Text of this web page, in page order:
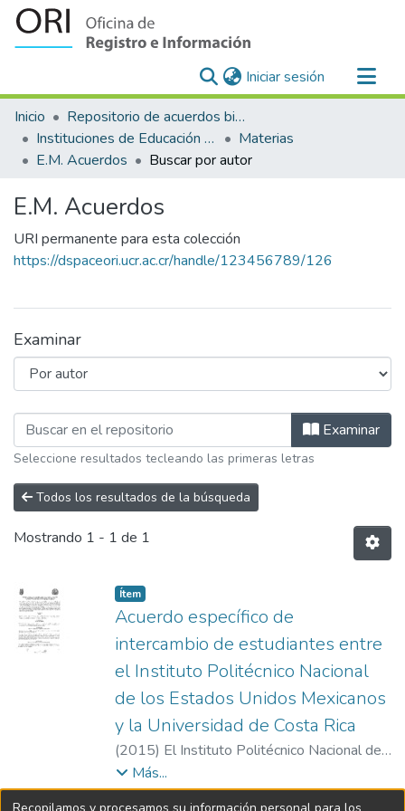
Iniciar sesión (current)
Comunidades
Todo DSpace
Inicio
Repositorio de acuerdos bilaterales para el reconocimiento y equiparación de estudios en la Universidad de Costa Rica
Instituciones de Educación Superior Extranjeras-Universidad de Costa Rica
Materias
E.M. Acuerdos
Buscar por autor
E.M. Acuerdos
URI permanente para esta colección
https://dspaceori.ucr.ac.cr/handle/123456789/126
Examinar
Examinando E.M. Acuerdos porExaminar
Seleccione resultados tecleando las primeras letras
Todos los resultados de la búsqueda
Mostrando 1 - 1 de 1
Item type:
Ítem,
Acuerdo específico de
intercambio de estudiantes entre
el Instituto Politécnico Nacional
de los Estados Unidos Mexicanos
y la Universidad de Costa Rica
(2015) El Instituto Politécnico Nacional de
los Estados Unidos Mexicanos y la
Universidad de Costa Rica
Más...